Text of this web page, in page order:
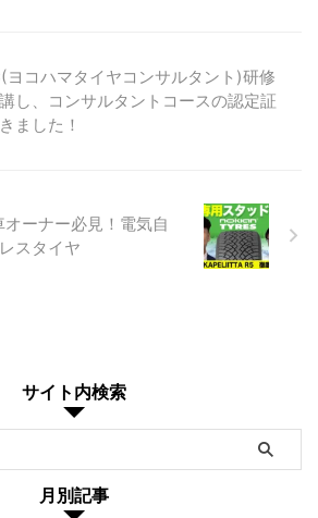
ヨコハマタイヤコンサルタント)研修
し、コンサルタントコースの認定証
ました！
オーナー必見！電気自
スタイヤ
サイト内検索
月別記事